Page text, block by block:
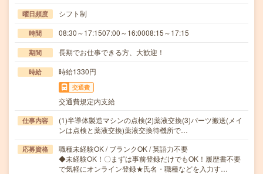
曜日頻度 シフト制
時間 08:30～17:1507:00～16:0008:15～17:15
期間 長期でお仕事できる方、大歓迎！
時給 時給1330円
交通費
交通費規定内支給
仕事内容
(1)半導体製造マシンの点検(2)薬液交換(3)パーツ搬送(メイ
ンは点検と薬液交換)薬液交換待機所で…
応募資格
職種未経験OK / ブランクOK / 英語力不要
◆未経験OK！〇まずは事前登録だけでもOK！履歴書不要
で気軽にオンライン登録★氏名・職種などを入力す…